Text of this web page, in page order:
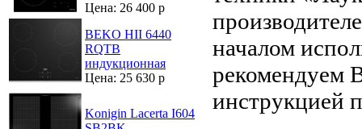
Цена: 26 400 р
BEKO HII 6440
RQTB
индукционная
Цена: 25 630 р
Konigin Lacerta I604
началом
рекомендуем
инструкцией